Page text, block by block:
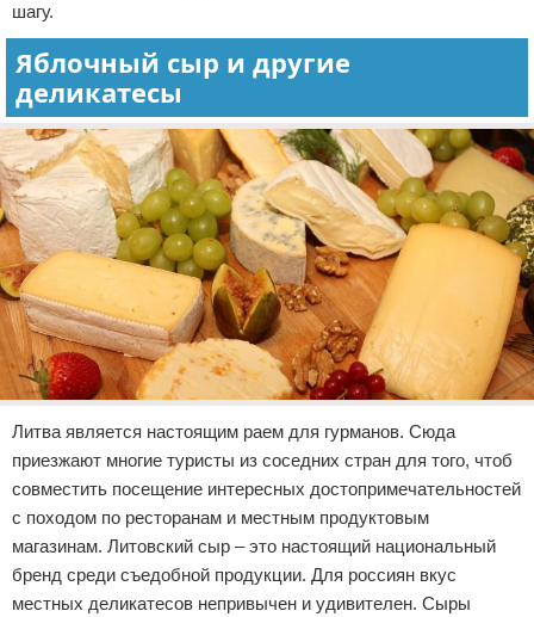
шагу.
Яблочный сыр и другие
деликатесы
Литва является настоящим раем для гурманов. Сюда
приезжают многие туристы из соседних стран для того, чтоб
совместить посещение интересных достопримечательностей
с походом по ресторанам и местным продуктовым
магазинам. Литовский сыр – это настоящий национальный
бренд среди съедобной продукции. Для россиян вкус
местных деликатесов непривычен и удивителен. Сыры